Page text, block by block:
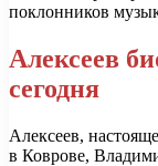
поклонников
Алексеев
сегодня
Алексеев,
в Коврове,